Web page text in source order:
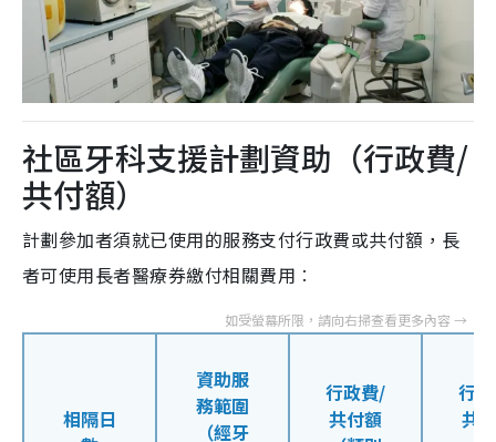
社區牙科支援計劃資助（行政費/
共付額）
計劃參加者須就已使用的服務支付行政費或共付額，長
者可使用長者醫療券繳付相關費用︰
相隔日
資助服
務範圍
（經牙
行政費/
共付額
行
共